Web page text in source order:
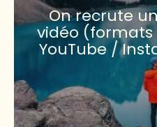
On recrute
vidéo (formats
YouTube /